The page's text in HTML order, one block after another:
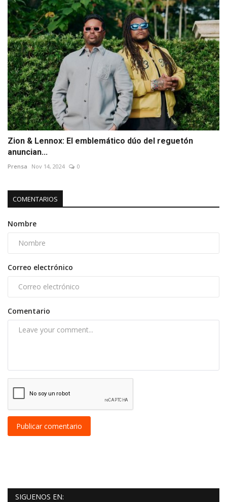
Zion & Lennox: El emblemático dúo del reguetón
anuncian...
Prensa Nov 14, 2024 0
COMENTARIOS
Nombre
Correo electrónico
Comentario
Publicar comentario
SIGUENOS EN: